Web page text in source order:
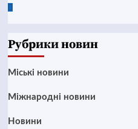
Google
Рубрики новин
Mіські новини
Міжнародні новини
Новини